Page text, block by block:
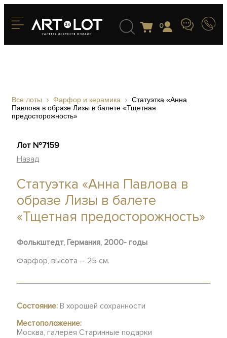
0
Все лоты Фарфор и керамика
Статуэтка «Анна
Павлова в образе Лизы в балете «Тщетная
предосторожность»
Лот №7159
Назад
Статуэтка «Анна Павлова в
образе Лизы в балете
«Тщетная предосторожность»
Фолькштедт, Германия, 2000- годы
Фарфор, высота – 25 см.
Состояние: В хорошей сохранности
Местоположение:
Москва, галерея Старинные подарки